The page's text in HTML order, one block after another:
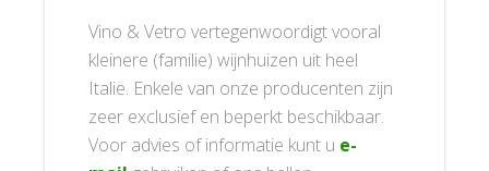
Vino & Vetro vertegenwoordigt vooral
kleinere (familie) wijnhuizen uit heel
Italië. Enkele van onze producenten zijn
zeer exclusief en beperkt beschikbaar.
Voor advies of informatie kunt u e-